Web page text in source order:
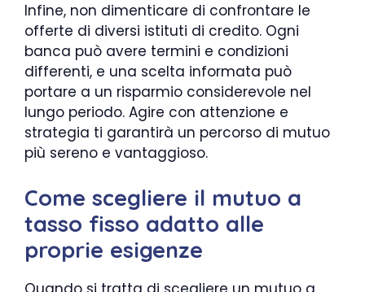
Infine, non dimenticare di confrontare le
offerte di diversi istituti di credito. Ogni
banca può avere termini e condizioni
differenti, e una scelta informata può
portare a un risparmio considerevole nel
lungo periodo. Agire con attenzione e
strategia ti garantirà un percorso di mutuo
più sereno e vantaggioso.
Come scegliere il mutuo a
tasso fisso adatto alle
proprie esigenze